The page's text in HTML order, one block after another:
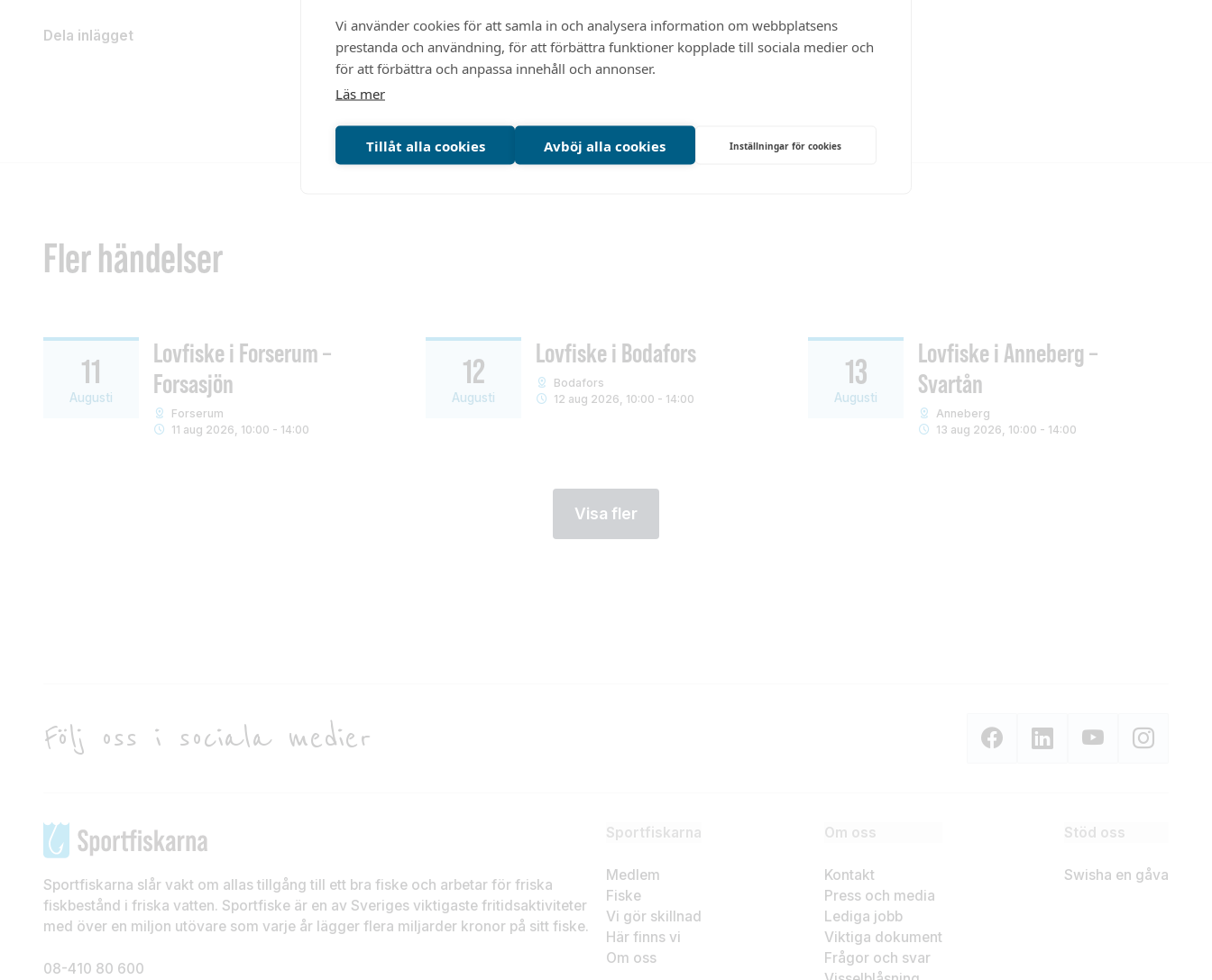
Vi använder cookies för att samla in och analysera information om webbplatsens
prestanda och användning, för att förbättra funktioner kopplade till sociala medier och
för att förbättra och anpassa innehåll och annonser.
Läs mer
Tillåt alla cookies Avböj alla cookies Inställningar för cookies
Dela inlägget
Fler händelser
11
Augusti
Lovfiske i Forserum –
Forsasjön
Forserum
11 aug 2026, 10:00 - 14:00
12
Augusti
Lovfiske i Bodafors
Bodafors
12 aug 2026, 10:00 - 14:00
13
Augusti
Lovfiske i Anneberg –
Svartån
Anneberg
13 aug 2026, 10:00 - 14:00
Visa fler
Följ oss i sociala medier
Sportfiskarna slår vakt om allas tillgång till ett bra fiske och arbetar för friska
fiskbestånd i friska vatten. Sportfiske är en av Sveriges viktigaste fritidsaktiviteter
med över en miljon utövare som varje år lägger flera miljarder kronor på sitt fiske.
08-410 80 600
Sportfiskarna
Medlem
Fiske
Vi gör skillnad
Här finns vi
Om oss
Om oss
Kontakt
Press och media
Lediga jobb
Viktiga dokument
Frågor och svar
Stöd oss
Swisha en gåva